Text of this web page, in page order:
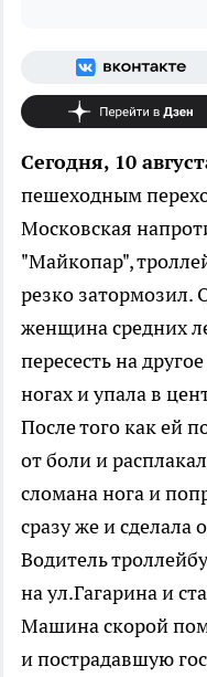
Сегодня, 10
пешеходным
Московская
"Майкопар",
резко затормозил.
женщина средних
пересесть на
ногах и упала в
После того как ей
от боли и
сломана нога и
сразу же и сделала
Водитель
на ул.Гагарина и
Машина скорой
и пострадавшую